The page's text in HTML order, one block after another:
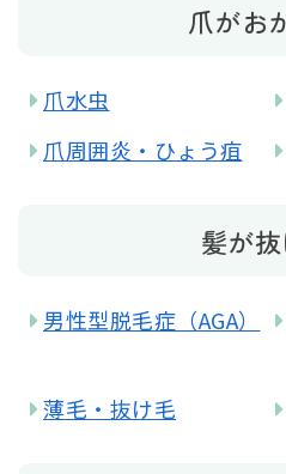
爪がお
爪水虫
爪周囲炎・ひょう疽
髪が
男性型脱毛症（AGA）
薄毛・抜け毛